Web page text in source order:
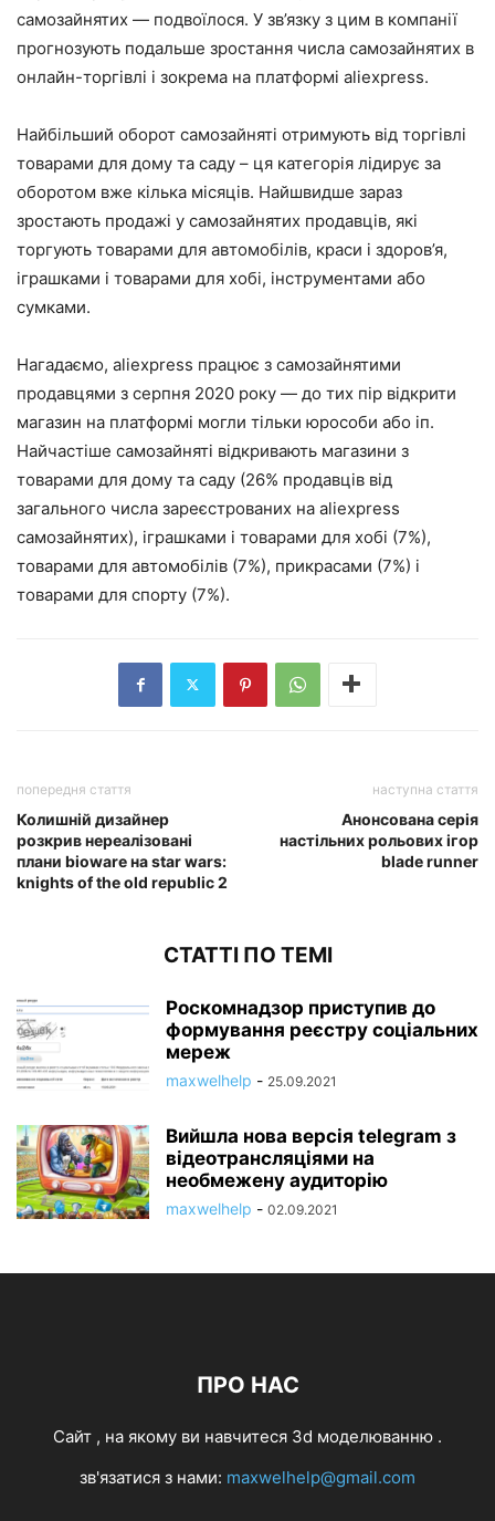
самозайнятих — подвоїлося. У зв’язку з цим в компанії
прогнозують подальше зростання числа самозайнятих в
онлайн-торгівлі і зокрема на платформі aliexpress.
Найбільший оборот самозайняті отримують від торгівлі
товарами для дому та саду – ця категорія лідирує за
оборотом вже кілька місяців. Найшвидше зараз
зростають продажі у самозайнятих продавців, які
торгують товарами для автомобілів, краси і здоров’я,
іграшками і товарами для хобі, інструментами або
сумками.
Нагадаємо, aliexpress працює з самозайнятими
продавцями з серпня 2020 року — до тих пір відкрити
магазин на платформі могли тільки юрособи або іп.
Найчастіше самозайняті відкривають магазини з
товарами для дому та саду (26% продавців від
загального числа зареєстрованих на aliexpress
самозайнятих), іграшками і товарами для хобі (7%),
товарами для автомобілів (7%), прикрасами (7%) і
товарами для спорту (7%).
попередня стаття
Колишній дизайнер
розкрив нереалізовані
плани bioware на star wars:
knights of the old republic 2
наступна стаття
Анонсована серія
настільних рольових ігор
blade runner
СТАТТІ ПО ТЕМІ
Роскомнадзор приступив до
формування реєстру соціальних
мереж
maxwelhelp - 25.09.2021
Вийшла нова версія telegram з
відеотрансляціями на
необмежену аудиторію
maxwelhelp - 02.09.2021
ПРО НАС
Cайт , на якому ви навчитеся 3d моделюванню .
зв'язатися з нами: maxwelhelp@gmail.com